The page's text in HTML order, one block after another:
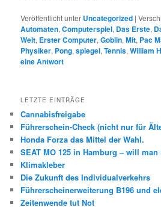
Veröffentlicht unter Uncategorized |
Automaten,Computerspiel, Das Erste,
Welt, Erster Computer,Goblin,Mit, Pac
Physiker, Pong,spiegel,Tennis,William
eine Antwort
LETZTE EINTRÄGE
Cannabisfreigabe
Führerschein-Check (nicht nur für
Honda Forza das Mittel der Wahl.
SEAT MO 125 in Hamburg – will
Klimakleber
Die Zukunft des Individualverkehrs
Führerscheinerweiterung B196 und
Zeitenwende tut Not